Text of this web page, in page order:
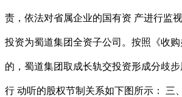
责，依法对省属企业的国有资 产进行监
投资为蜀道集团全资子公司。按照《收
的，蜀道集团取成长轨交投资形成分歧
行 动听的股权节制关系如下图所示： 三